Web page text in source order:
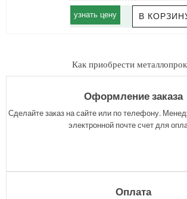
узнать цену
Как приобрести
Оформление заказа
Сделайте заказ на сайте или по телефону.
электронной почте счет для
Оплата